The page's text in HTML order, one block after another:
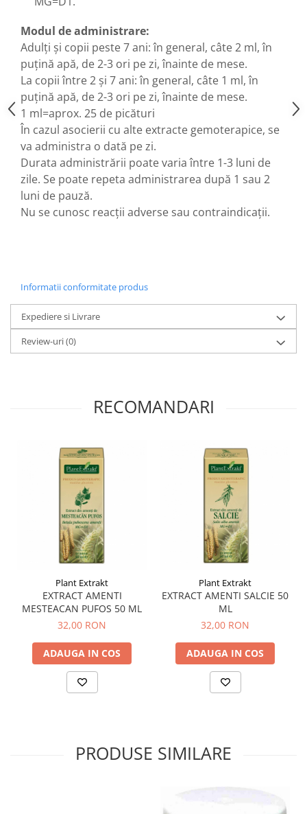
Imunitate
Imunostimulator
Indigestie
Infecții urinare
Infecții virale
Infertilitate femei
Infertilitate masculină
Inflamatii
Insomnie
Memorie
Menopauza
Meteorism
Migrene
Pneumonie
Reflux Gastro-Esofagian
Remineralizare
Retenție apă
Sindromul colonului iritabil
Sinuzită
Sistemul circulator
Sistemul digestiv
Sistemul muscular
Sistemul nervos
Modul de administrare:
Adulţi şi copii peste 7 ani: în general, câte 2 ml, în
puţină apă, de 2-3 ori pe zi, înainte de mese.
La copii între 2 şi 7 ani: în general, câte 1 ml, în
puţină apă, de 2-3 ori pe zi, înainte de mese.
1 ml=aprox. 25 de picături
În cazul asocierii cu alte extracte gemoterapice, se
va administra o dată pe zi.
Durata administrării poate varia între 1-3 luni de
zile. Se poate repeta administrarea după 1 sau 2
luni de pauză.
Nu se cunosc reacţii adverse sau contraindicaţii.
Informatii conformitate produs
Expediere si Livrare
Review-uri(0)
RECOMANDARI
Plant Extrakt
EXTRACT AMENTI
MESTEACAN PUFOS 50 ML
32,00 RON
ADAUGA IN COS
Plant Extrakt
EXTRACT AMENTI SALCIE 50
ML
32,00 RON
ADAUGA IN COS
PRODUSE SIMILARE